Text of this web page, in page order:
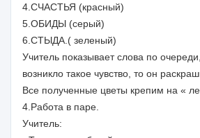
4.СЧАСТЬЯ (красный)
5.ОБИДЫ (серый)
6.СТЫДА.( зеленый)
Учитель показывает слова по
возникло такое чувство, то он
Все полученные цветы крепим на «
4.Работа в паре.
Учитель: